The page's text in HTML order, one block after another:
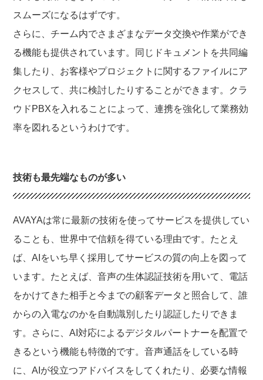
スムーズになるはずです。
さらに、チーム内でさまざまなデータ交換や作業ができ
る機能も提供されています。同じドキュメントを共同編
集したり、お客様やプロジェクトに関するファイルにア
クセスして、共に検討したりすることができます。クラ
ウドPBXを入れることによって、連携を強化して業務効
率を図れるというわけです。
技術も最先端なものが多い
AVAYAは常に最新の技術を使ってサービスを提供してい
ることも、世界中で信頼を得ている理由です。たとえ
ば、AIをいち早く採用してサービスの質の向上を図って
います。たとえば、音声の生体認証技術を用いて、電話
をかけてきた相手と今までの顧客データと照合して、誰
からの入電なのかを自動識別したり認証したりできま
す。さらに、AI対応によるデジタルパートナーを配置で
きるという機能も特徴的です。音声通話をしている時
に、AIが役立つアドバイスをしてくれたり、必要な情報